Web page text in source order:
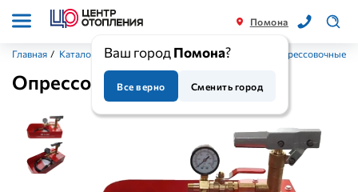
Помона
Ваш городПомона?
Все верно Сменить город
Главная / Каталог Инструменты (сантехинструмент) Опрессовочные
Опрессовачный насос, TIM